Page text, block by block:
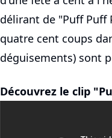
délirant de "Puff Puff
quatre cent coups
déguisements) sont
Découvrez le clip